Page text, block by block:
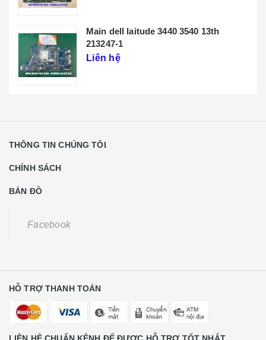
HỖ TRỢ THANH TOÁN
Khách Hàng Lẻ Liên Hệ
CE Liên Hệ
0988584591
Số 22 Lương Thế Vinh - Phường Trung Văn - Quận Nam Từ
Bản Quyền Thuộc Về Kho Main Laptop
Cung cấp bởiSapo